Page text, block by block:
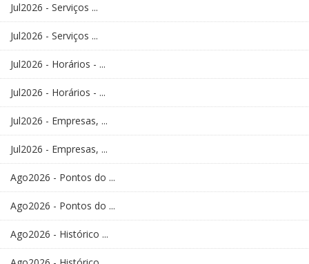
Jul2026 - Serviços ...
Jul2026 - Serviços ...
Jul2026 - Horários - ...
Jul2026 - Horários - ...
Jul2026 - Empresas, ...
Jul2026 - Empresas, ...
Ago2026 - Pontos do ...
Ago2026 - Pontos do ...
Ago2026 - Histórico ...